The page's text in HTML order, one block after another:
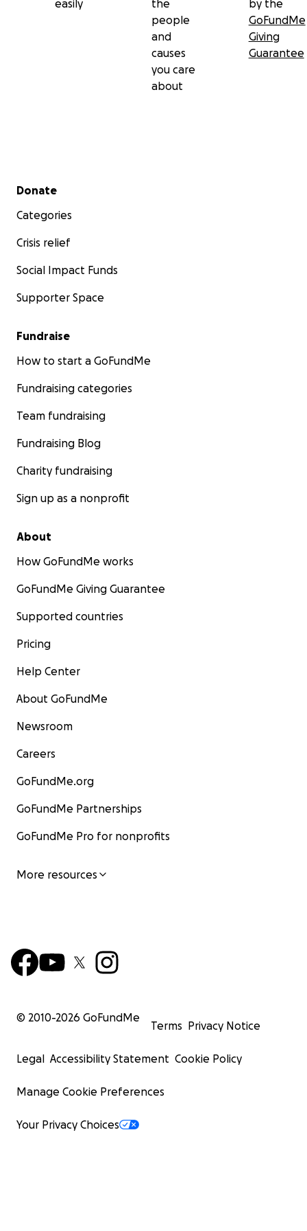
easily
the
people
and
causes
you care
about
by the
GoFundMe
Giving
Guarantee
Secondary menu
Donate
Categories
Crisis relief
Social Impact Funds
Supporter Space
Fundraise
How to start a GoFundMe
Fundraising categories
Team fundraising
Fundraising Blog
Charity fundraising
Sign up as a nonprofit
About
How GoFundMe works
GoFundMe Giving Guarantee
Supported countries
Pricing
Help Center
About GoFundMe
Newsroom
Careers
GoFundMe.org
GoFundMe Partnerships
GoFundMe Pro for nonprofits
More resources
© 2010-2026 GoFundMe
Terms Privacy Notice
Legal Accessibility Statement Cookie Policy
Manage Cookie Preferences
Your Privacy Choices